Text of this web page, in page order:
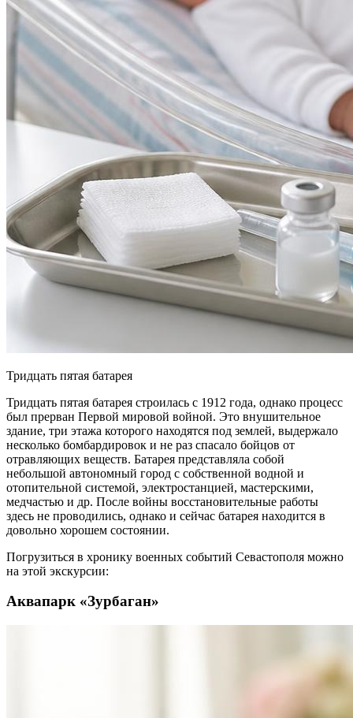
Тридцать пятая батарея
Тридцать пятая батарея строилась с 1912 года, однако процесс
был прерван Первой мировой войной. Это внушительное
здание, три этажа которого находятся под землей, выдержало
несколько бомбардировок и не раз спасало бойцов от
отравляющих веществ. Батарея представляла собой
небольшой автономный город с собственной водной и
отопительной системой, электростанцией, мастерскими,
медчастью и др. После войны восстановительные работы
здесь не проводились, однако и сейчас батарея находится в
довольно хорошем состоянии.
Погрузиться в хронику военных событий Севастополя можно
на этой экскурсии:
Аквапарк «Зурбаган»